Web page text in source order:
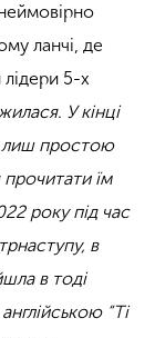
ланчі, де
лідери 5-х
У кінці
лиш простою
їм
року під час
в
в тоді
“Ті